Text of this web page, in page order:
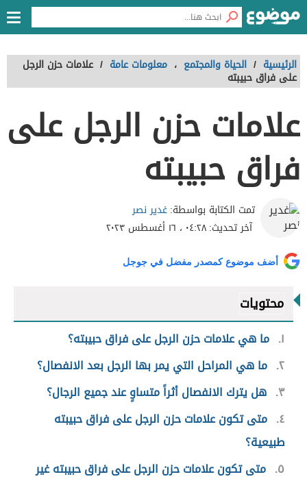
الرئيسية / الحياة والمجتمع ، معلومات عامة / علامات حزن الرجل
على فراق حبيبته
علامات حزن الرجل على
فراق حبيبته
تمت الكتابة بواسطة:غدير نصر
آخر تحديث:٠٤:٢٨ ، ١٦ أغسطس ٢٠٢٣
أضف موضوع كمصدر مفضل في جوجل
محتويات
١ ما هي علامات حزن الرجل على فراق حبيبته؟
٢ ما هي المراحل التي يمر بها الرجل بعد الانفصال؟
٣ هل يترك الانفصال أثراً متساوٍ عند جميع الرجال؟
٤ متى تكون علامات حزن الرجل على فراق حبيبته
طبيعية؟
٥ متى تكون علامات حزن الرجل على فراق حبيبته غير